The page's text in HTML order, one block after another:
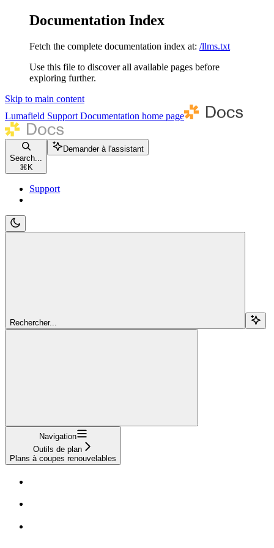
Documentation Index
Fetch the complete documentation index at: /llms.txt
Use this file to discover all available pages before
exploring further.
Skip to main content
Lumafield Support Documentation home page
Search...
⌘ K
Demander à l'assistant
Support
Rechercher...
Navigation
Outils de plan
Plans à coupes renouvelables